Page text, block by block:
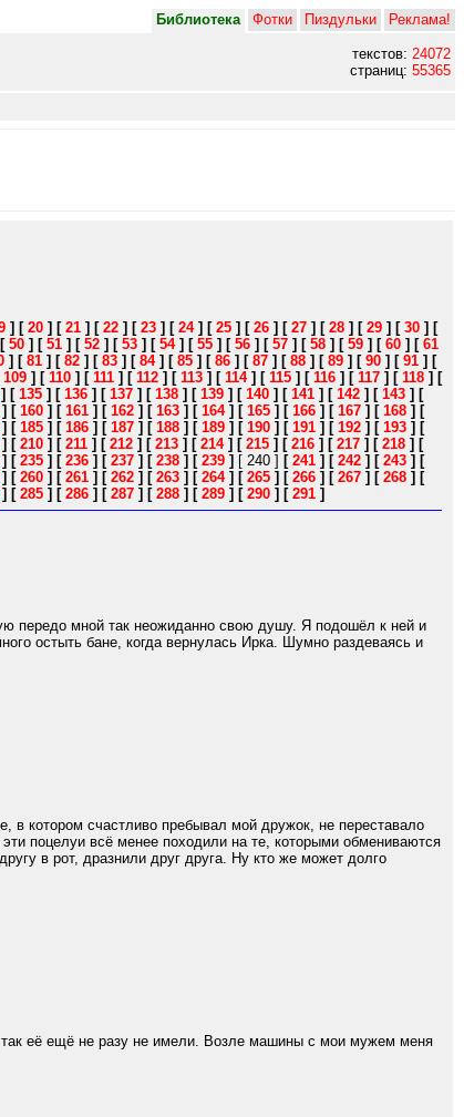
Библиотека Фотки Пиздульки Реклама!
текстов: 24072
страниц: 55365
] [ 20 ] [ 21 ] [ 22 ] [ 23 ] [ 24] [ 25 ] [ 26 ] [ 27 ] [ 28 ] [ 29 ] [ 30 ] [
[ 50 ] [ 51 ] [ 52 ] [ 53 ] [ 54] [ 55 ] [ 56 ] [ 57 ] [ 58 ] [ 59 ] [ 60 ] [ 61
] [ 81 ] [ 82 ] [ 83 ] [ 84] [ 85 ] [ 86 ] [ 87 ] [ 88 ] [ 89 ] [ 90 ] [ 91 ] [
109 ] [ 110 ] [ 111 ] [ 112 ] [ 113 ] [ 114] [ 115 ] [ 116 ] [ 117 ] [ 118 ] [
[ 135 ] [ 136 ] [ 137 ] [ 138 ] [ 139 ] [ 140 ] [ 141 ] [ 142 ] [ 143 ] [
] [ 160 ] [ 161 ] [ 162 ] [ 163 ] [ 164] [ 165 ] [ 166 ] [ 167 ] [ 168 ] [
[ 185 ] [ 186 ] [ 187 ] [ 188 ] [ 189 ] [ 190 ] [ 191 ] [ 192 ] [ 193 ] [
] [ 210 ] [ 211 ] [ 212 ] [ 213 ] [ 214] [ 215 ] [ 216 ] [ 217 ] [ 218 ] [
[ 235 ] [ 236 ] [ 237 ] [ 238 ] [ 239 ] [ 240 ] [ 241 ] [ 242 ] [ 243 ] [
] [ 260 ] [ 261 ] [ 262 ] [ 263 ] [ 264] [ 265 ] [ 266 ] [ 267 ] [ 268 ] [
[ 285 ] [ 286 ] [ 287 ] [ 288 ] [ 289 ] [ 290 ] [ 291 ]
передо мной так неожиданно свою душу. Я подошёл к ней и
остыть бане, когда вернулась Ирка. Шумно раздеваясь и
котором счастливо пребывал мой дружок, не переставало
поцелуи всё менее походили на те, которыми обмениваются
в рот, дразнили друг друга. Ну кто же может долго
так её ещё не разу не имели. Возле машины с мои мужем меня